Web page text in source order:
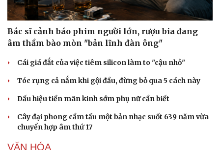
Kể chuyện cho bé
Hạt giống tâm hồn
Bác sĩ cảnh báo phim người lớn, rượu bia đang
âm thầm bào mòn "bản lĩnh đàn ông"
Cái giá đắt của việc tiêm silicon làm to "cậu nhỏ"
Tóc rụng cả nắm khi gội đầu, đừng bỏ qua 5 cách này
Dấu hiệu tiền mãn kinh sớm phụ nữ cần biết
Cây đại phong cầm tấu một bản nhạc suốt 639 năm vừa
chuyển hợp âm thứ 17
VĂN HÓA